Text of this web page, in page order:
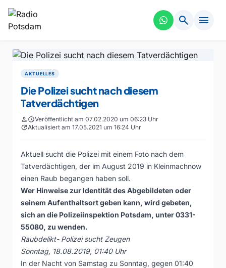
search menu
AKTUELLES
Die Polizei sucht nach diesem
Tatverdächtigen
personscheduleVeröffentlicht am 07.02.2020 um 06:23 Uhr
updateAktualisiert am 17.05.2021 um 16:24 Uhr
Aktuell sucht die Polizei mit einem Foto nach dem
Tatverdächtigen, der im August 2019 in Kleinmachnow
einen Raub begangen haben soll.
Wer Hinweise zur Identität des Abgebildeten oder
seinem Aufenthaltsort geben kann, wird gebeten,
sich an die Polizeiinspektion Potsdam, unter 0331-
55080, zu wenden.
Raubdelikt- Polizei sucht Zeugen
Sonntag, 18.08.2019, 01:40 Uhr
In der Nacht von Samstag zu Sonntag, gegen 01:40